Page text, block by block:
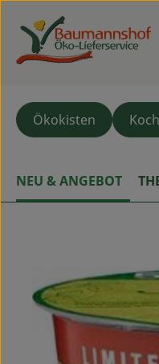
Ökokisten
NEU & ANGEBOT